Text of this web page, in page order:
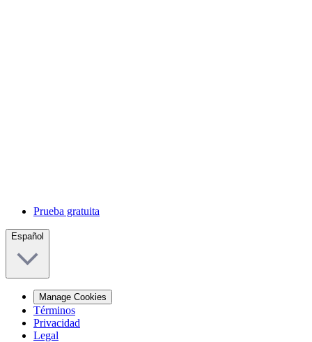
Prueba gratuita
Español
Manage Cookies
Términos
Privacidad
Legal